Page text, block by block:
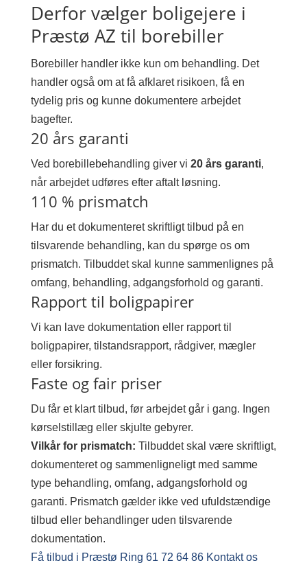
Derfor vælger boligejere i
Præstø AZ til borebiller
Borebiller handler ikke kun om behandling. Det
handler også om at få afklaret risikoen, få en
tydelig pris og kunne dokumentere arbejdet
bagefter.
20 års garanti
Ved borebillebehandling giver vi 20 års garanti,
når arbejdet udføres efter aftalt løsning.
110 % prismatch
Har du et dokumenteret skriftligt tilbud på en
tilsvarende behandling, kan du spørge os om
prismatch. Tilbuddet skal kunne sammenlignes på
omfang, behandling, adgangsforhold og garanti.
Rapport til boligpapirer
Vi kan lave dokumentation eller rapport til
boligpapirer, tilstandsrapport, rådgiver, mægler
eller forsikring.
Faste og fair priser
Du får et klart tilbud, før arbejdet går i gang. Ingen
kørselstillæg eller skjulte gebyrer.
Vilkår for prismatch: Tilbuddet skal være skriftligt,
dokumenteret og sammenligneligt med samme
type behandling, omfang, adgangsforhold og
garanti. Prismatch gælder ikke ved ufuldstændige
tilbud eller behandlinger uden tilsvarende
dokumentation.
Få tilbud i Præstø Ring 61 72 64 86 Kontakt os